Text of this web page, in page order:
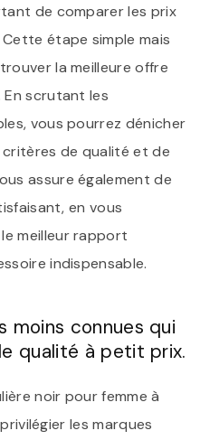
de comparer les prix
étape simple mais
la meilleure offre
En scrutant les
vous pourrez dénicher
de qualité et de
assure également de
en vous
meilleur rapport
indispensable.
moins connues qui
qualité à petit prix.
noir pour femme à
les marques